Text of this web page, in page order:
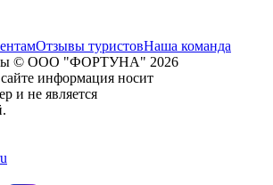
Отзывы туристовНаша команда
© ООО "ФОРТУНА" 2026
информация носит
и не является